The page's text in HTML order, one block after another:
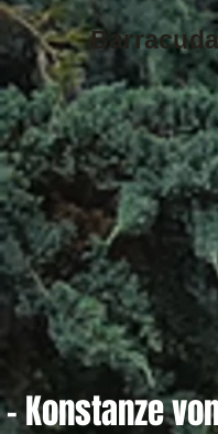
- Konstanze